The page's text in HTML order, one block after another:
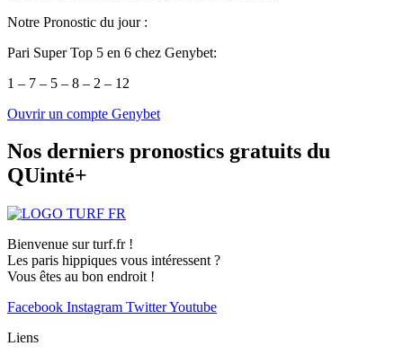
Notre Pronostic du jour :
Pari Super Top 5 en 6 chez Genybet:
1 – 7 – 5 – 8 – 2 – 12
Ouvrir un compte Genybet
Nos derniers pronostics gratuits du
QUinté+
Bienvenue sur turf.fr !
Les paris hippiques vous intéressent ?
Vous êtes au bon endroit !
Facebook Instagram TwitterYoutube
Liens